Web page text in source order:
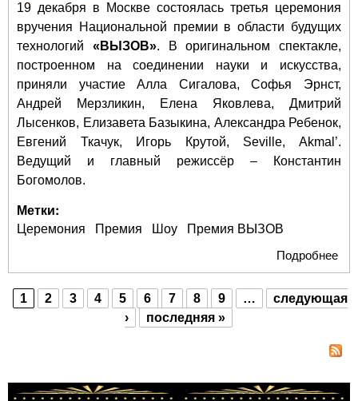
19 декабря в Москве состоялась третья церемония
вручения Национальной премии в области будущих
технологий «ВЫЗОВ». В оригинальном спектакле,
построенном на соединении науки и искусства,
приняли участие Алла Сигалова, Софья Эрнст,
Андрей Мерзликин, Елена Яковлева, Дмитрий
Лысенков, Елизавета Базыкина, Александра Ребенок,
Евгений Ткачук, Игорь Крутой, Seville, Akmal’.
Ведущий и главный режиссёр – Константин
Богомолов.
Метки:
Церемония Премия Шоу
Премия ВЫЗОВ
Подробнее
Страницы
1 2 3 4 5 6 7 8 9 …
следующая
›
последняя »